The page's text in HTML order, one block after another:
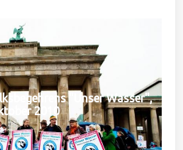
"Unser Wasser",
2010